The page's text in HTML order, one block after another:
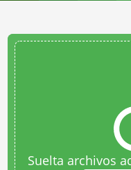
Suelta archivos